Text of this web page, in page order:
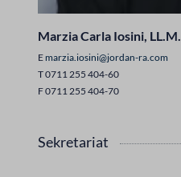
Marzia Carla Iosini, LL.M.
Emarzia.iosini@jordan-ra.com
T 0711 255 404-60
F 0711 255 404-70
Sekretariat